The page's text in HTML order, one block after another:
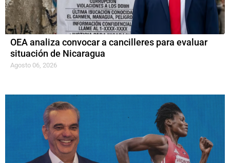
OEA analiza convocar a cancilleres para evaluar
situación de Nicaragua
Agosto 06, 2026